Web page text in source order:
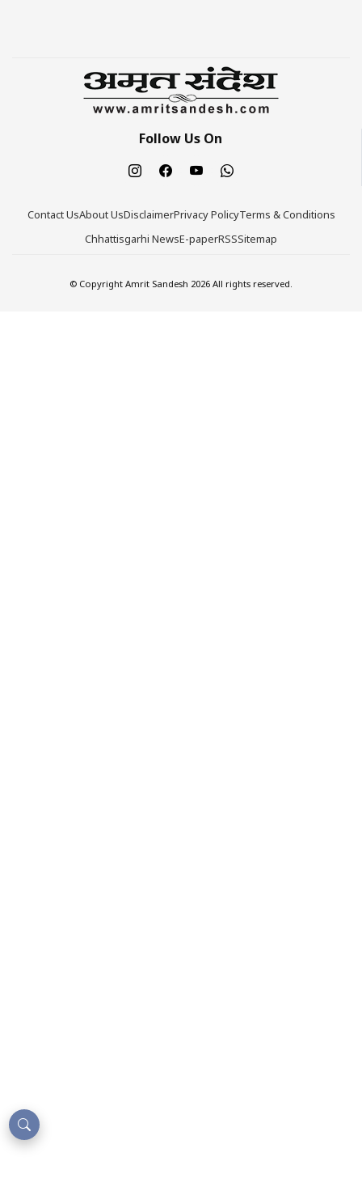
Follow Us On
Contact UsAbout UsDisclaimerPrivacy PolicyTerms & Conditions
Chhattisgarhi NewsE-paperRSSSitemap
© Copyright Amrit Sandesh 2026 All rights reserved.